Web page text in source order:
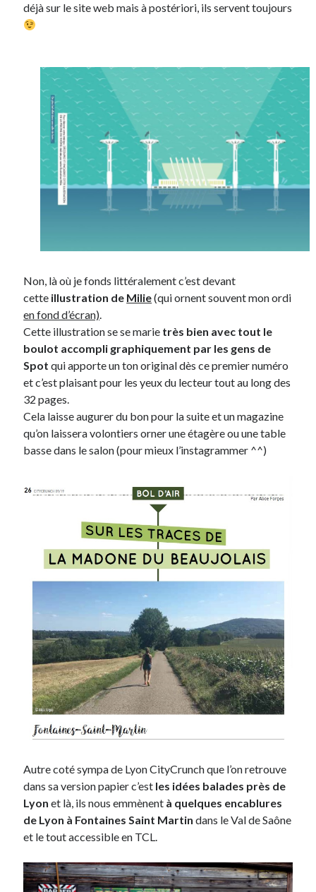
déjà sur le site web mais à postériori, ils servent toujours
Non, là où je fonds littéralement c’est devant
cette illustration de Milie(qui ornent souvent mon ordi
en fond d’écran).
Cette illustration se se marie très bien avec tout le
boulot accompli graphiquement par les gens de
Spot qui apporte un ton original dès ce premier numéro
et c’est plaisant pour les yeux du lecteur tout au long des
32 pages.
Cela laisse augurer du bon pour la suite et un magazine
qu’on laissera volontiers orner une étagère ou une table
basse dans le salon (pour mieux l’instagrammer ^^)
Autre coté sympa de Lyon CityCrunch que l’on retrouve
dans sa version papier c’est les idées balades près de
Lyon et là, ils nous emmènent à quelques encablures
de Lyon à Fontaines Saint Martin dans le Val de Saône
et le tout accessible en TCL.